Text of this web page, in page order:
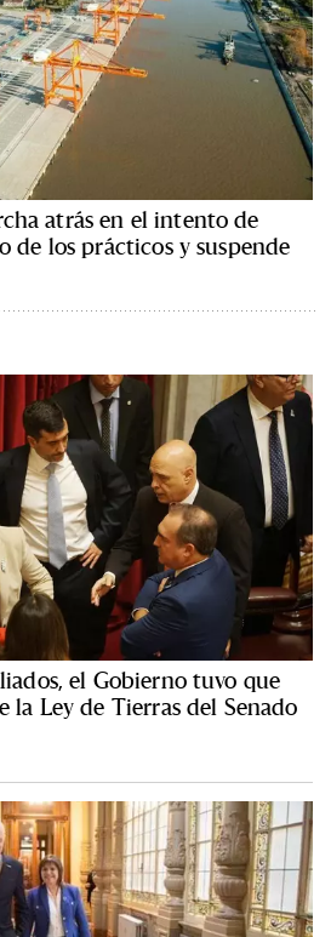
atrás en el intento de
de los prácticos y suspende
el Gobierno tuvo que
Ley de Tierras del Senado